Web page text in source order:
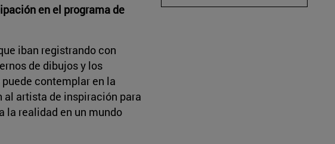
en el programa de
iban registrando con
de dibujos y los
contemplar en la
al artista de inspiración para
la realidad en un mundo